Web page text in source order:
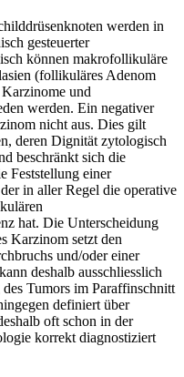
werden in
gesteuerter
können makrofollikuläre
(follikuläres Adenom
und
werden. Ein negativer
nicht aus. Dies gilt
deren Dignität zytologisch
beschränkt sich die
Feststellung einer
in aller Regel die operative
hat. Die Unterscheidung
Karzinom setzt den
und/oder einer
deshalb ausschliesslich
Tumors im Paraffinschnitt
definiert über
oft schon in der
korrekt diagnostiziert